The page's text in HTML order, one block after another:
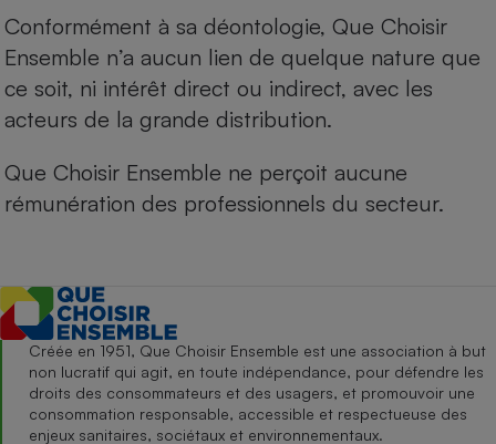
Conformément à sa déontologie, Que Choisir
Ensemble n’a aucun lien de quelque nature que
ce soit, ni intérêt direct ou indirect, avec les
acteurs de la grande distribution.
Que Choisir Ensemble ne perçoit aucune
rémunération des professionnels du secteur.
Créée en 1951, Que Choisir Ensemble est une association à but
non lucratif qui agit, en toute indépendance, pour défendre les
droits des consommateurs et des usagers, et promouvoir une
consommation responsable, accessible et respectueuse des
enjeux sanitaires, sociétaux et environnementaux.